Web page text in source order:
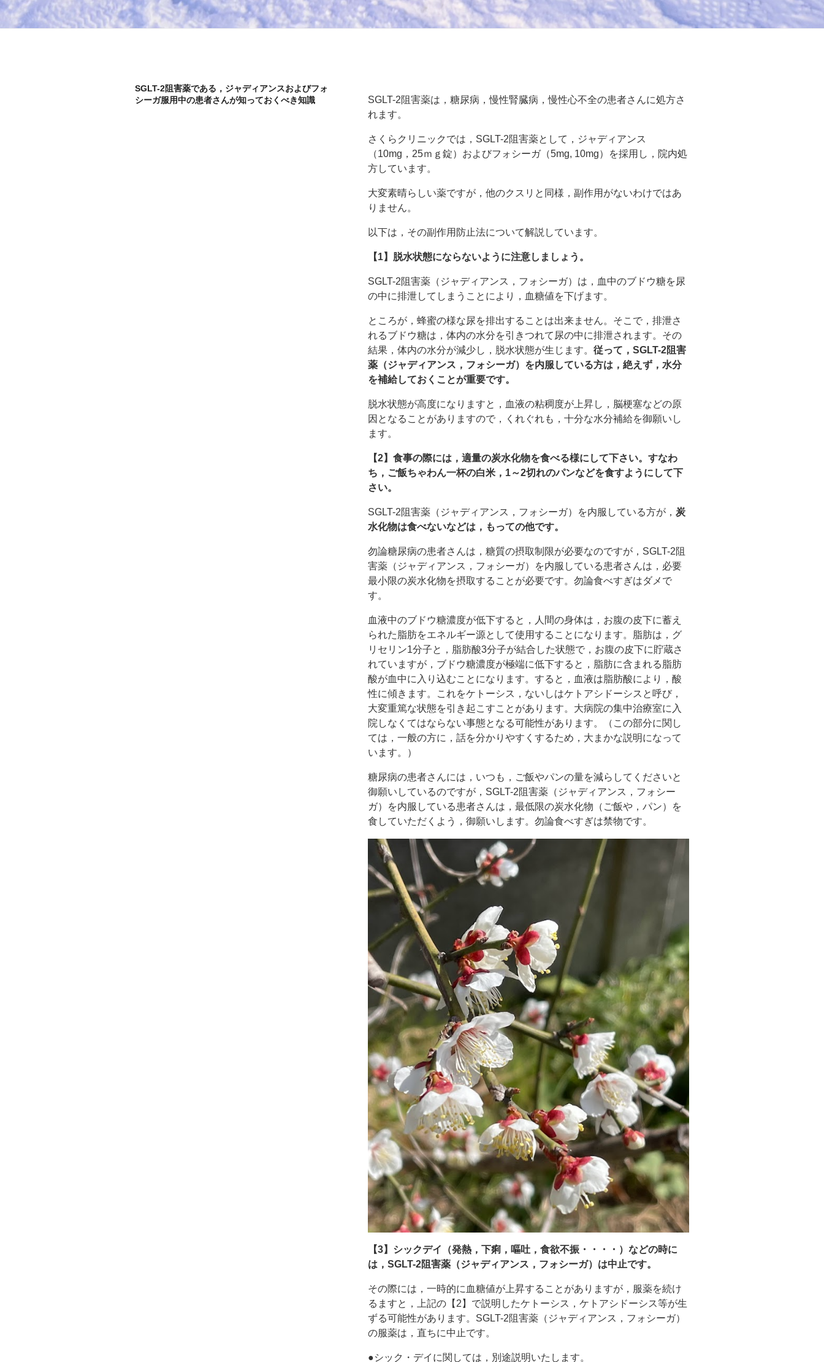
SGLT-2阻害薬である，ジャディアンスおよびフォ
シーガ服用中の患者さんが知っておくべき知識
SGLT-2阻害薬は，糖尿病，慢性腎臓病，慢性心不全の患者さんに処方さ
れます。
さくらクリニックでは，SGLT-2阻害薬として，ジャディアンス
（10mg，25ｍｇ錠）およびフォシーガ（5mg, 10mg）を採用し，院内処
方しています。
大変素晴らしい薬ですが，他のクスリと同様，副作用がないわけではあ
りません。
以下は，その副作用防止法について解説しています。
【1】脱水状態にならないように注意しましょう。
SGLT-2阻害薬（ジャディアンス，フォシーガ）は，血中のブドウ糖を尿
の中に排泄してしまうことにより，血糖値を下げます。
ところが，蜂蜜の様な尿を排出することは出来ません。そこで，排泄さ
れるブドウ糖は，体内の水分を引きつれて尿の中に排泄されます。その
結果，体内の水分が減少し，脱水状態が生じます。 従って，SGLT-2阻害
薬（ジャディアンス，フォシーガ）を内服している方は，絶えず，水分
を補給しておくことが重要です。
脱水状態が高度になりますと，血液の粘稠度が上昇し，脳梗塞などの原
因となることがありますので，くれぐれも，十分な水分補給を御願いし
ます。
【2】食事の際には，適量の炭水化物を食べる様にして下さい。すなわ
ち，ご飯ちゃわん一杯の白米，1～2切れのパンなどを食すようにして下
さい。
SGLT-2阻害薬（ジャディアンス，フォシーガ）を内服している方が， 炭
水化物は食べないなどは，もっての他です。
勿論糖尿病の患者さんは，糖質の摂取制限が必要なのですが，SGLT-2阻
害薬（ジャディアンス，フォシーガ）を内服している患者さんは，必要
最小限の炭水化物を摂取することが必要です。勿論食べすぎはダメで
す。
血液中のブドウ糖濃度が低下すると，人間の身体は，お腹の皮下に蓄え
られた脂肪をエネルギー源として使用することになります。脂肪は，グ
リセリン1分子と，脂肪酸3分子が結合した状態で，お腹の皮下に貯蔵さ
れていますが，ブドウ糖濃度が極端に低下すると，脂肪に含まれる脂肪
酸が血中に入り込むことになります。すると，血液は脂肪酸により，酸
性に傾きます。これをケトーシス，ないしはケトアシドーシスと呼び，
大変重篤な状態を引き起こすことがあります。大病院の集中治療室に入
院しなくてはならない事態となる可能性があります。（この部分に関し
ては，一般の方に，話を分かりやすくするため，大まかな説明になって
います。）
糖尿病の患者さんには，いつも，ご飯やパンの量を減らしてくださいと
御願いしているのですが，SGLT-2阻害薬（ジャディアンス，フォシー
ガ）を内服している患者さんは，最低限の炭水化物（ご飯や，パン）を
食していただくよう，御願いします。勿論食べすぎは禁物です。
【3】シックデイ（発熱，下痢，嘔吐，食欲不振・・・・）などの時に
は，SGLT-2阻害薬（ジャディアンス，フォシーガ）は中止です。
その際には，一時的に血糖値が上昇することがありますが，服薬を続け
るますと，上記の【2】で説明したケトーシス，ケトアシドーシス等が生
ずる可能性があります。SGLT-2阻害薬（ジャディアンス，フォシーガ）
の服薬は，直ちに中止です。
●シック・デイに関しては，別途説明いたします。